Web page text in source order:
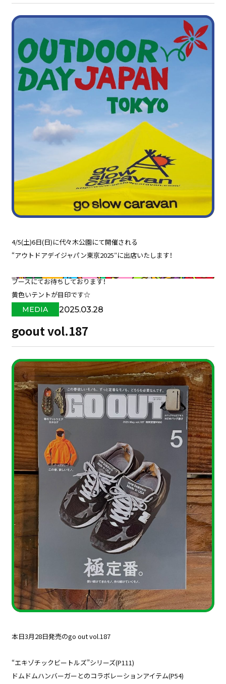
4/5(土)6日(日)に代々木公園にて開催される
“アウトドアデイジャパン東京2025″に出店いたします！
ブースにてお待ちしております！
黄色いテントが目印です☆
MEDIA 2025.03.28
goout vol.187
本日3月28日発売のgo out vol.187
“エキゾチックビートルズ”シリーズ(P111)
ドムドムハンバーガーとのコラボレーションアイテム(P54)